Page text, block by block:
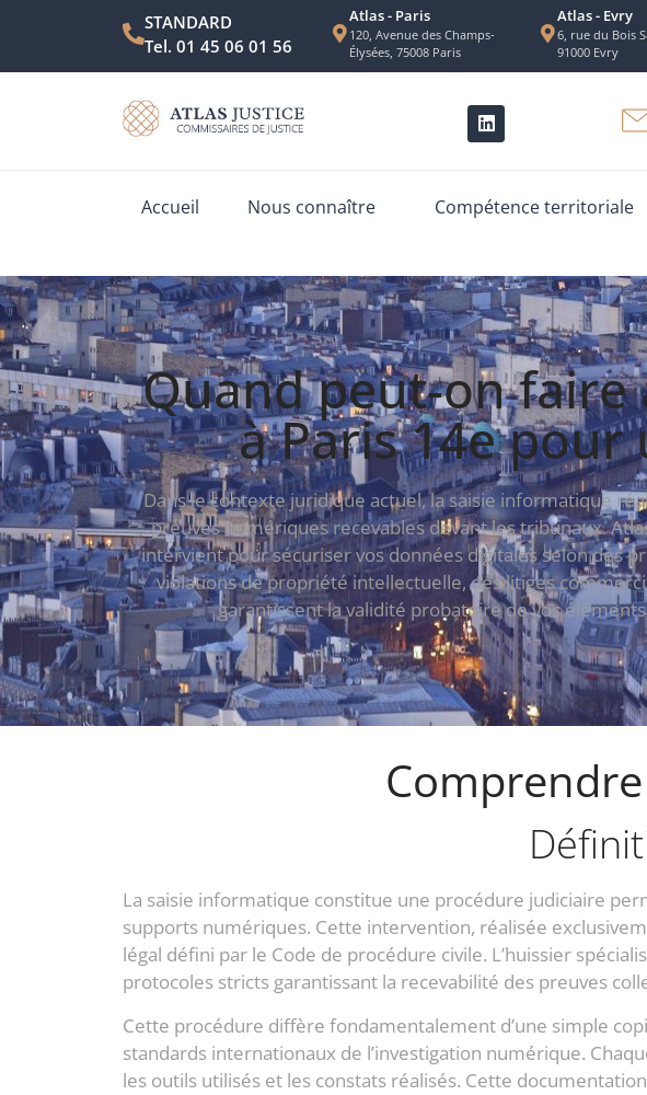
STANDARD
Tel. 01 45 06 01 56
Atlas - Paris
120, Avenue des Champs-
Élysées, 75008 Paris
Atlas - Evry
6, rue du Bois
91000 Evry
Accueil Nous connaître Compétence territoriale
Quand peut-on faire
à Paris 14e
Dans le contexte juridique actuel, la saisie informatique
preuves numériques recevables devant les tribunaux.
intervient pour sécuriser vos données digitales selon des
violations de propriété intellectuelle, des litiges
garantissent la validité probatoire de vos
La saisie informatique constitue une procédure judiciaire
supports numériques. Cette intervention, réalisée
légal défini par le Code de procédure civile. L’huissier
protocoles stricts garantissant la recevabilité des preuves
Cette procédure diffère fondamentalement d’une simple
standards internationaux de l’investigation numérique.
les outils utilisés et les constats réalisés. Cette